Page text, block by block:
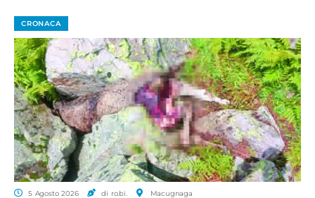
CRONACA
5 Agosto 2026 di ro.bi. Macugnaga